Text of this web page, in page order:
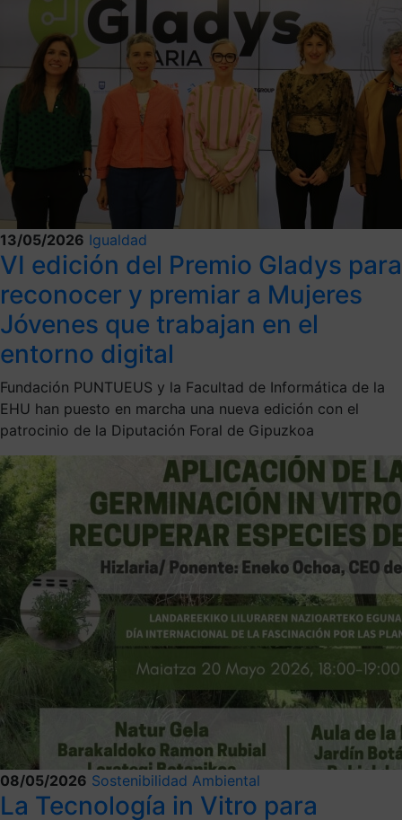
13/05/2026 Igualdad
VI edición del Premio Gladys para
reconocer y premiar a Mujeres
Jóvenes que trabajan en el
entorno digital
Fundación PUNTUEUS y la Facultad de Informática de la
EHU han puesto en marcha una nueva edición con el
patrocinio de la Diputación Foral de Gipuzkoa
08/05/2026 Sostenibilidad Ambiental
La Tecnología in Vitro para